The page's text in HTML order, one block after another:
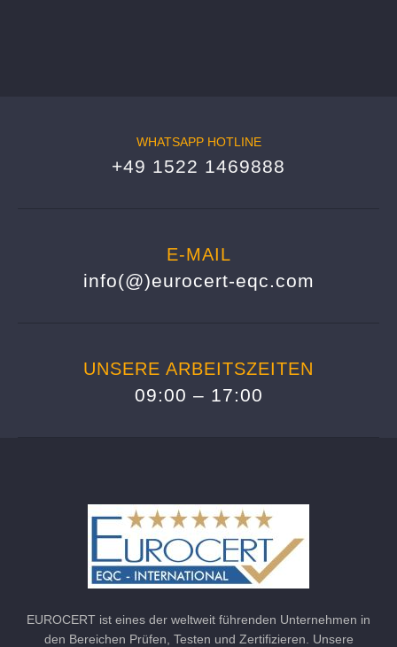
WHATSAPP HOTLINE
+49 1522 1469888
E-MAIL
info(@)eurocert-eqc.com
UNSERE ARBEITSZEITEN
09:00 – 17:00
EUROCERT ist eines der weltweit führenden Unternehmen in
den Bereichen Prüfen, Testen und Zertifizieren. Unsere